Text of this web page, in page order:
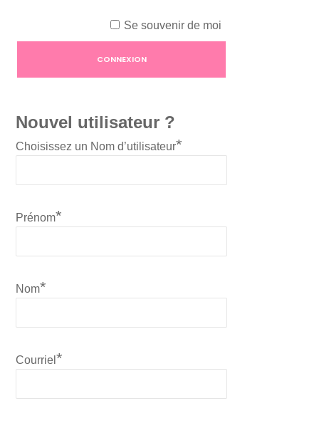
Se souvenir de moi
Nouvel utilisateur ?
Choisissez un Nom d’utilisateur*
Prénom*
Nom*
Courriel *